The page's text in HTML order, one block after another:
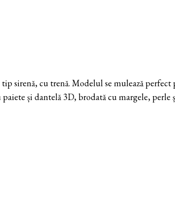
sirenă, cu trenă. Modelul se mulează
și dantelă 3D, brodată cu margele, perle